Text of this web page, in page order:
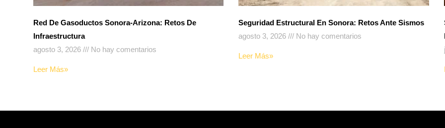
Red De Gasoductos Sonora-Arizona: Retos De
Infraestructura
agosto 3, 2026
No hay comentarios
Leer Más»
Seguridad Estructural En Sonora: Retos Ante Sismos
agosto 3, 2026
No hay comentarios
Leer Más»